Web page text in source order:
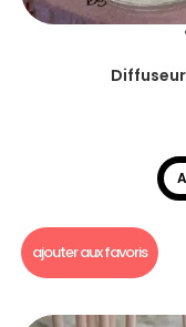
ajouter aux favoris